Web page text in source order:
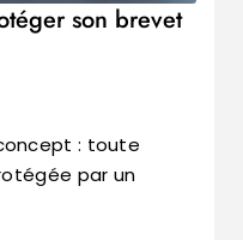
son brevet
: toute
par un